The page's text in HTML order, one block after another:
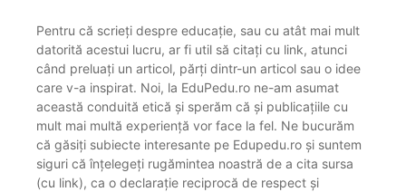
Pentru că scrieți despre educație, sau cu atât mai mult
datorită acestui lucru, ar fi util să citați cu link, atunci
când preluați un articol, părți dintr-un articol sau o idee
care v-a inspirat. Noi, la EduPedu.ro ne-am asumat
această conduită etică și sperăm că și publicațiile cu
mult mai multă experiență vor face la fel. Ne bucurăm
că găsiți subiecte interesante pe Edupedu.ro și suntem
siguri că înțelegeți rugămintea noastră de a cita sursa
(cu link), ca o declarație reciprocă de respect și